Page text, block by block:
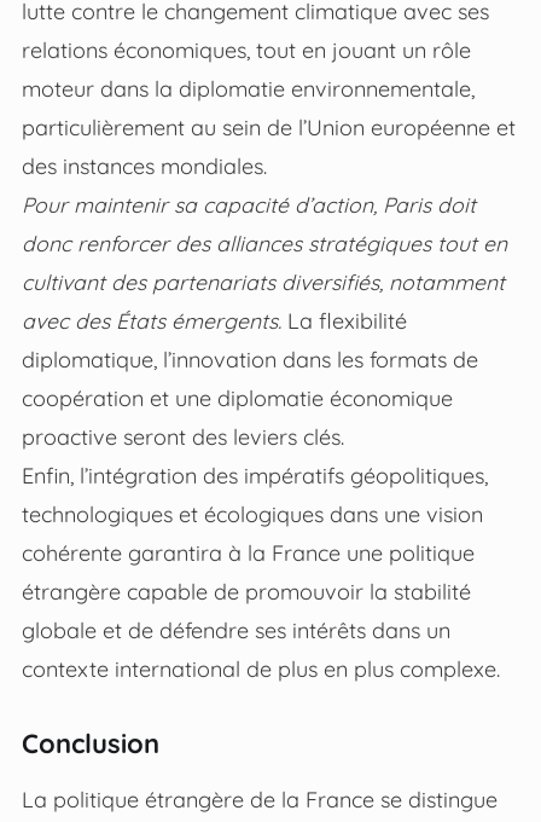
lutte contre le changement climatique avec ses
relations économiques, tout en jouant un rôle
moteur dans la diplomatie environnementale,
particulièrement au sein de l’Union européenne et
des instances mondiales.
Pour maintenir sa capacité d’action, Paris doit
donc renforcer des alliances stratégiques tout en
cultivant des partenariats diversifiés, notamment
avec des États émergents.La flexibilité
diplomatique, l’innovation dans les formats de
coopération et une diplomatie économique
proactive seront des leviers clés.
Enfin, l’intégration des impératifs géopolitiques,
technologiques et écologiques dans une vision
cohérente garantira à la France une politique
étrangère capable de promouvoir la stabilité
globale et de défendre ses intérêts dans un
contexte international de plus en plus complexe.
Conclusion
La politique étrangère de la France se distingue